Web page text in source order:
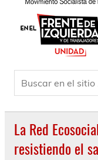
La Red
resistiendo el